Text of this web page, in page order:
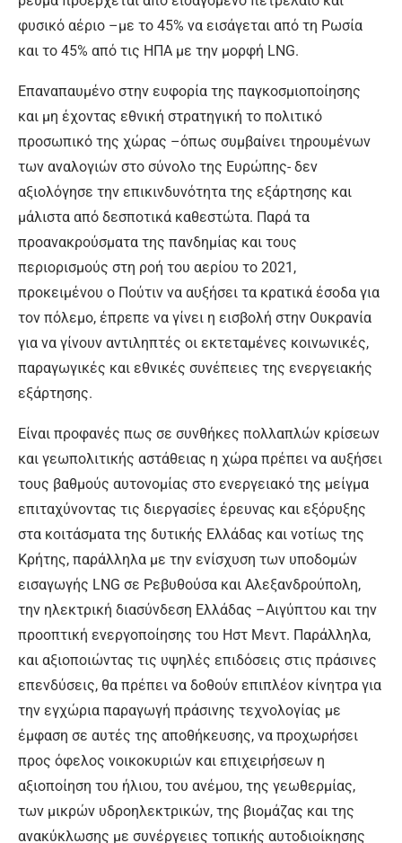
φυσικό αέριο –με το 45% να εισάγεται από τη Ρωσία
και το 45% από τις ΗΠΑ με την μορφή LNG.
Επαναπαυμένο στην ευφορία της παγκοσμιοποίησης
και μη έχοντας εθνική στρατηγική το πολιτικό
προσωπικό της χώρας –όπως συμβαίνει τηρουμένων
των αναλογιών στο σύνολο της Ευρώπης- δεν
αξιολόγησε την επικινδυνότητα της εξάρτησης και
μάλιστα από δεσποτικά καθεστώτα. Παρά τα
προανακρούσματα της πανδημίας και τους
περιορισμούς στη ροή του αερίου το 2021,
προκειμένου ο Πούτιν να αυξήσει τα κρατικά έσοδα για
τον πόλεμο, έπρεπε να γίνει η εισβολή στην Ουκρανία
για να γίνουν αντιληπτές οι εκτεταμένες κοινωνικές,
παραγωγικές και εθνικές συνέπειες της ενεργειακής
εξάρτησης.
Είναι προφανές πως σε συνθήκες πολλαπλών κρίσεων
και γεωπολιτικής αστάθειας η χώρα πρέπει να αυξήσει
τους βαθμούς αυτονομίας στο ενεργειακό της μείγμα
επιταχύνοντας τις διεργασίες έρευνας και εξόρυξης
στα κοιτάσματα της δυτικής Ελλάδας και νοτίως της
Κρήτης, παράλληλα με την ενίσχυση των υποδομών
εισαγωγής LNG σε Ρεβυθούσα και Αλεξανδρούπολη,
την ηλεκτρική διασύνδεση Ελλάδας –Αιγύπτου και την
προοπτική ενεργοποίησης του Ηστ Μεντ. Παράλληλα,
και αξιοποιώντας τις υψηλές επιδόσεις στις πράσινες
επενδύσεις, θα πρέπει να δοθούν επιπλέον κίνητρα για
την εγχώρια παραγωγή πράσινης τεχνολογίας με
έμφαση σε αυτές της αποθήκευσης, να προχωρήσει
προς όφελος νοικοκυριών και επιχειρήσεων η
αξιοποίηση του ήλιου, του ανέμου, της γεωθερμίας,
των μικρών υδροηλεκτρικών, της βιομάζας και της
ανακύκλωσης με συνέργειες τοπικής αυτοδιοίκησης